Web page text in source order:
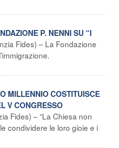
P. NENNI SU “I
Fides) – La Fondazione
MILLENNIO COSTITUISCE
V CONGRESSO
Fides) – “La Chiesa non
condividere le loro gioie e i